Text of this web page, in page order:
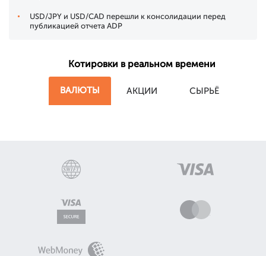
USD/JPY и USD/CAD перешли к консолидации перед
публикацией отчета ADP
Котировки в реальном времени
ВАЛЮТЫ АКЦИИ СЫРЬЁ